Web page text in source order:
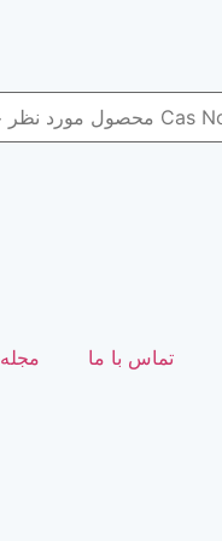
تماس با ما